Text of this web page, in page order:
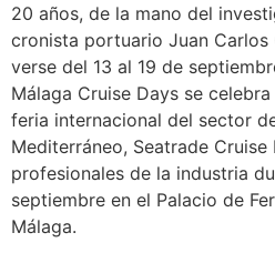
20 años, de la mano del
cronista portuario Juan
verse del 13 al 19 de
Málaga Cruise Days se
feria internacional del sector
Mediterráneo, Seatrade
profesionales de la industria
septiembre en el Palacio de
Málaga.